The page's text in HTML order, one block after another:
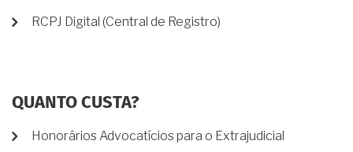
RCPJ Digital (Central de Registro)
QUANTO CUSTA?
Honorários Advocatícios para o Extrajudicial